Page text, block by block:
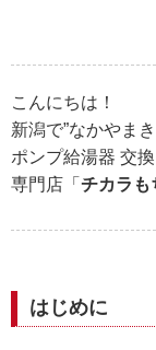
こんにちは！
新潟で”なかやま
ポンプ給湯器 交
専門店「 チカラも
はじめに